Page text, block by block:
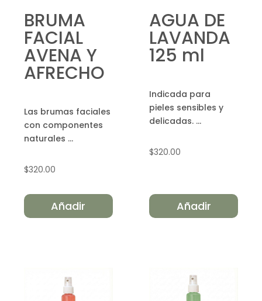
BRUMA
FACIAL
AVENA Y
AFRECHO
Las brumas faciales
con componentes
naturales ...
$320.00
Añadir
AGUA DE
LAVANDA
125 ml
Indicada para
pieles sensibles y
delicadas. ...
$320.00
Añadir